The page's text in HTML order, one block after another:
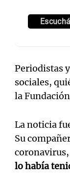
Periodistas
sociales,
la
La noticia
Su
coronavirus,
lo había
Notas
Editorial